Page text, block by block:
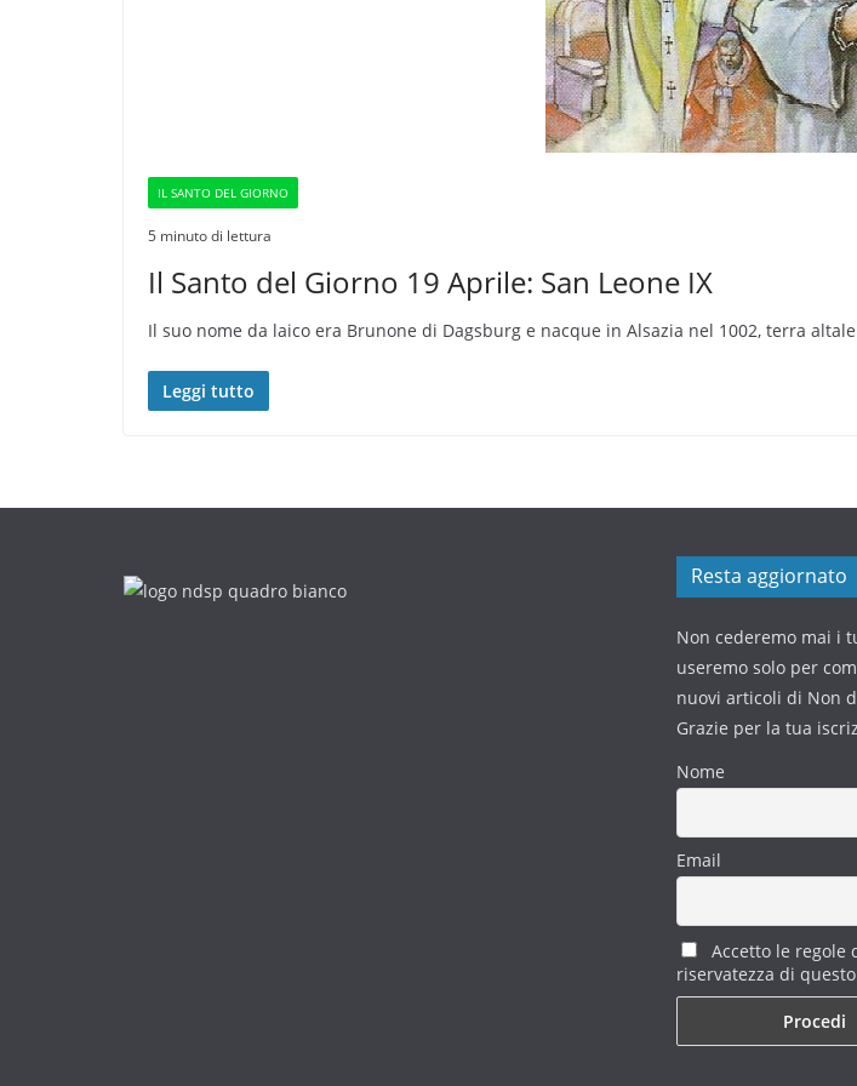
IL SANTO DEL GIORNO
5 minuto di lettura
Il Santo del Giorno 19 Aprile: San Leone IX
Il suo nome da laico era Brunone di Dagsburg e nacque in Alsazia nel 1002, terra
Leggi tutto
Resta aggiornato
Non cederemo mai i
useremo solo per
nuovi articoli di Non
Grazie per la tua
Nome
Email
Accetto le regole
riservatezza di